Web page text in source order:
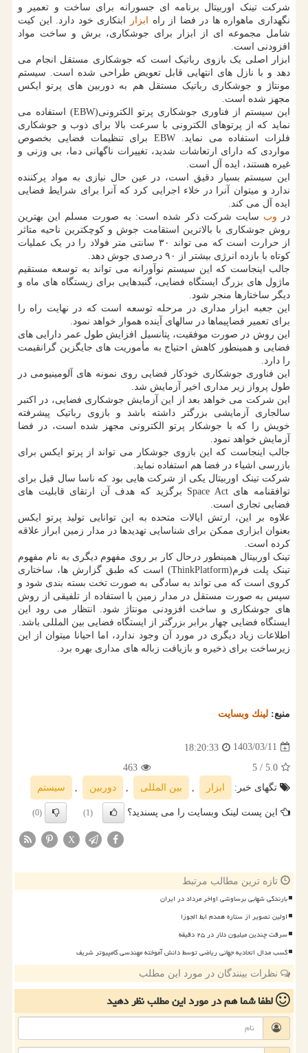
شرکت تینک اوربیتال برنامه ای جسورانه برای ساخت و تعمیر و
نگهداری ماهواره ها در فضا از راه ابزار
ابتکاری خود دارد. این کیت
شامل مجموعه ای از ابزار برای جوشکاری، برش و ساخت مواد
افزودنی است.
ابزار اصلی یک بازوی رباتیک است که جوشکاری مستقل انجام می
دهد و با نازل های انتهایی قابل تعویض طراحی شده است. سیستم
مونتاژ و جوشکاری رباتیک مستقل هم به دوربین های پرتو ایکس
مجهز شده است.
این سیستم از فناوری جوشکاری پرتو الکترونی(EBW) استفاده می
نماید که از پرتوهای الکترونی با سرعت بالا برای ذوب و جوشکاری
فلزات استفاده می نماید. EBW برای تنظیمات فضایی بخصوص
مواردی که دارای ارتعاشات شدید، تغییرات ناگهانی دما، بی وزنی و
غیره هستند، ایده آل است.
این سیستم بسیار دقیق است، در عین حال نیازی به مواد پرکننده
ندارد و میتوان آنرا در خلاء اجرایی کرد که آنرا برای شرایط فضایی
ایده آل می کند.
در وب سایت شرکت ذکر شده است: به صورت مسلم این بهترین
روش جوشکاری با بالاترین استقامت جوش و کوچکترین ناحیه متاثر
از حرارت است که می تواند ۳۰ سانتی متر فولاد را در یک عملیات
کوتاه با بازده انرژی بیشتر از ۹۰ درصدی جوش دهد.
جالب اینجاست که این سیستم نوآورانه می تواند به توسعه مستقیم
ماژول های بزرگ ایستگاه فضایی، گنبدهایی برای زیستگاه های ماه و
دیگر ساختارها منجر شود.
این جعبه ابزار مداری در مرحله توسعه است که در نهایت راه را
برای تعمیر فضاپیماها در سالهای آینده هموار خواهد نمود.
این روش در صورت موفقیت، پتانسیل افزایش طول عمر دارایی های
فضایی و همینطور کاهش احتیاج به مأموریت های جایگزین گرانقیمت
را دارد.
این فناوری جوشکاری خودکار فضایی روی نمونه های آلومینیومی در
طول پرواز زیر مداری اخیر آزمایش شد.
این شرکت می خواهد بعد از این آزمایش جوشکاری فضایی، در اکتبر
سالجاری آزمایشی بزرگتر داشته باشد و بازوی رباتیک پیشرفته
خویش را که با جوشکار پرتو الکترونی مجهز شده است، در فضا
آزمایش خواهد نمود.
جالب اینجاست که این بازوی جوشکار می تواند از پرتو ایکس برای
بازرسی اشیاء در فضا هم استفاده نماید.
شرکت تینک اوربیتال یکی از شرکت هایی بود که ناسا سال قبل برای
توافقنامه های Space Act برگزید که هدف آن ارتقای قابلیت های
فضایی تجاری است.
علاوه بر این، ارتش ایالات متحده به این توانایی تولید پرتو ایکس
بعنوان ابزاری ممکن برای شناسایی تهدیدها در مدار زمین ابراز علاقه
کرده است.
تینک اوربیتال همینطور درحال کار بر روی مفهوم دیگری به نام مفهوم
تینک پلت فرم(ThinkPlatform) است که طبق گزارش ها، ساختاری
کروی است که می تواند به سادگی به صورت تخت بسته بندی شود و
سپس به صورت مستقل در مدار زمین با استفاده از تلفیقی از روش
های جوشکاری و ساخت افزودنی مونتاژ شود. انتظار می رود این
ایستگاه فضایی چهار برابر بزرگتر از ایستگاه فضایی بین المللی باشد.
اطلاعات زیاد دیگری در مورد آن وجود ندارد، اما احیانا میتوان از این
زیرساخت برای ذخیره و بازیافت زباله های مداری بهره برد.
منبع: لینك وبسایت
1403/03/11
18:20:33
5.0
/ 5
463
تگهای خبر:
ابزار بین المللی دوربین سیستم
این پست لینک وبسایت را می پسندید؟ (1)
(0)
X
تازه ترین مطالب مرتبط
بارندگی شهابی برساوشی اواخر مرداد در ایران
اولین تصویر از ستاره همدم ابط الجوزا
سرقت چندین میلیون دلار در ۲۵ دقیقه
کسب مدال اتحادیه جهانی ریاضی توسط دانش آموخته مهندسی کامپیوتر شریف
نظرات بینندگان در مورد این مطلب
لطفا شما همدر مورد این مطلبنظر دهید